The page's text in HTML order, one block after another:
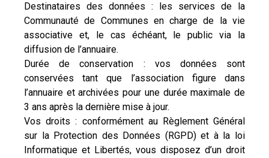
Destinataires des données : les services de la
Communauté de Communes en charge de la vie
associative et, le cas échéant, le public via la
diffusion de l’annuaire.
Durée de conservation : vos données sont
conservées tant que l’association figure dans
l’annuaire et archivées pour une durée maximale de
3 ans après la dernière mise à jour.
Vos droits : conformément au Règlement Général
sur la Protection des Données (RGPD) et à la loi
Informatique et Libertés, vous disposez d’un droit